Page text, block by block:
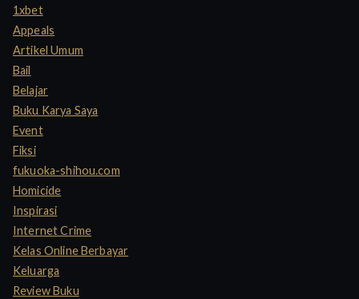
1xbet
Appeals
Artikel Umum
Bail
Belajar
Buku Karya Saya
Event
Fiksi
fukuoka-shihou.com
Homicide
Inspirasi
Internet Crime
Kelas Online Berbayar
Keluarga
Review Buku